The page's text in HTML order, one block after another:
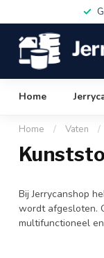
Home
Home / Vaten /
Bij Jerrycanshop
wordt afgesloten.
multifunctioneel